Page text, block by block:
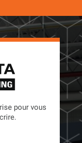
pour vous